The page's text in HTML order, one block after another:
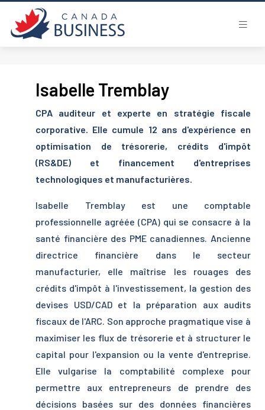
Isabelle Tremblay
CPA auditeur et experte en stratégie fiscale
corporative. Elle cumule 12 ans d'expérience en
optimisation de trésorerie, crédits d'impôt
(RS&DE) et financement d'entreprises
technologiques et manufacturières.
Isabelle Tremblay est une comptable
professionnelle agréée (CPA) qui se consacre à la
santé financière des PME canadiennes. Ancienne
directrice financière dans le secteur
manufacturier, elle maîtrise les rouages des
crédits d'impôt à l'investissement, la gestion des
devises USD/CAD et la préparation aux audits
fiscaux de l'ARC. Son approche pragmatique vise à
maximiser les flux de trésorerie et à structurer le
capital pour l'expansion ou la vente d'entreprise.
Elle vulgarise la comptabilité complexe pour
permettre aux entrepreneurs de prendre des
décisions basées sur des données financières